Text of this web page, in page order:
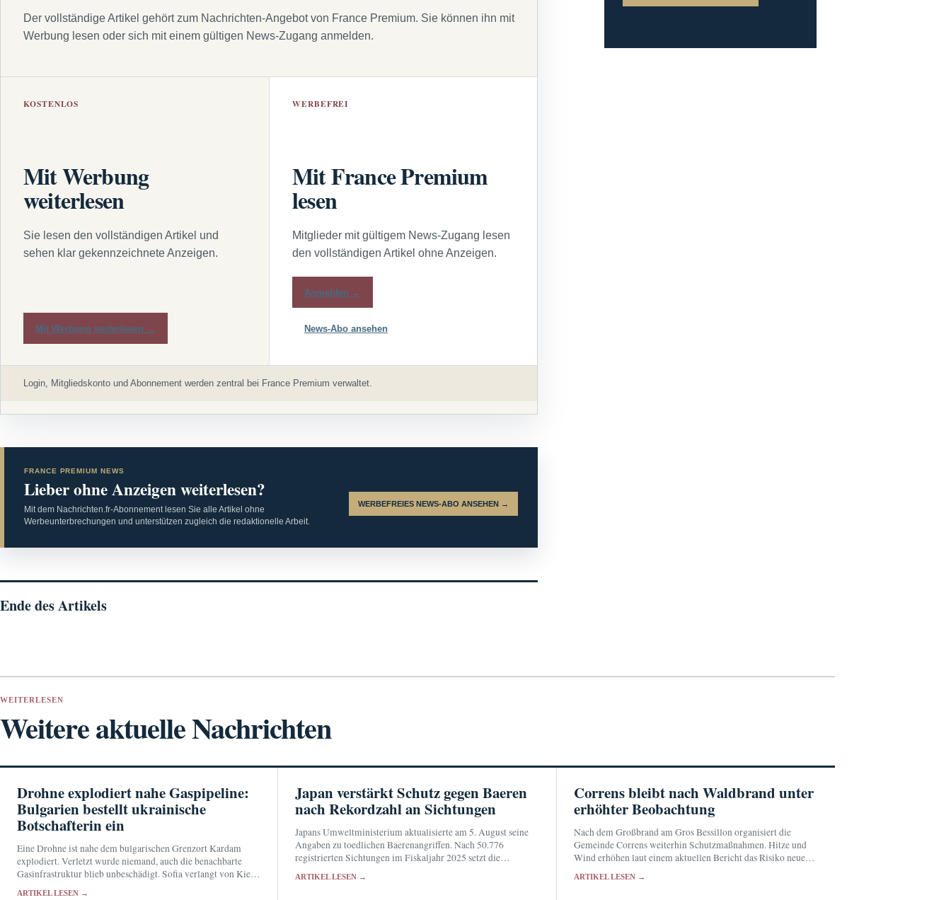
Der vollständige Artikel gehört zum Nachrichten-Angebot von France Premium. Sie können ihn mit
Werbung lesen oder sich mit einem gültigen News-Zugang anmelden.
KOSTENLOS
Mit Werbung
weiterlesen
Sie lesen den vollständigen Artikel und
sehen klar gekennzeichnete Anzeigen.
Mit Werbung weiterlesen →
WERBEFREI
Mit France Premium
lesen
Mitglieder mit gültigem News-Zugang lesen
den vollständigen Artikel ohne Anzeigen.
Anmelden →
News-Abo ansehen
Login, Mitgliedskonto und Abonnement werden zentral bei France Premium verwaltet.
FRANCE PREMIUM NEWS
Lieber ohne Anzeigen weiterlesen?
Mit dem Nachrichten.fr-Abonnement lesen Sie alle Artikel ohne
Werbeunterbrechungen und unterstützen zugleich die redaktionelle Arbeit.
WERBEFREIES NEWS-ABO ANSEHEN →
Ende des Artikels
WEITERLESEN
Weitere aktuelle Nachrichten
Drohne explodiert nahe Gaspipeline:
Bulgarien bestellt ukrainische
Botschafterin ein
Eine Drohne ist nahe dem bulgarischen Grenzort Kardam
explodiert. Verletzt wurde niemand, auch die benachbarte
Gasinfrastruktur blieb unbeschädigt. Sofia verlangt von Kiew
ARTIKEL LESEN →
Japan verstärkt Schutz gegen Baeren
nach Rekordzahl an Sichtungen
Japans Umweltministerium aktualisierte am 5. August seine
Angaben zu toedlichen Baerenangriffen. Nach 50.776
registrierten Sichtungen im Fiskaljahr 2025 setzt die
abgegrenzte Schutzbereiche.
ARTIKEL LESEN →
Correns bleibt nach Waldbrand unter
erhöhter Beobachtung
Nach dem Großbrand am Gros Bessillon organisiert die
Gemeinde Correns weiterhin Schutzmaßnahmen. Hitze und
Wind erhöhen laut einem aktuellen Bericht das Risiko neuer
ARTIKEL LESEN →